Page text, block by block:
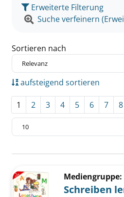
Erweiterte Filterung
Suche verfeinern
Sortieren nach
aufsteigend sortieren
1 2 3 4 5 6 7 8
Zu den Suchfiltern springen
Mediengruppe:
Schreiben